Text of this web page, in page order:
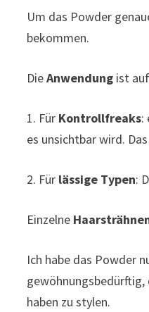
Um das Powder
bekommen.
DieAnwendung ist
1. Für Kontrollfreaks:
es unsichtbar wird.
2. Für lässige Typen:
Einzelne
Ich habe das Powder
gewöhnungsbedürftig,
haben zu stylen.